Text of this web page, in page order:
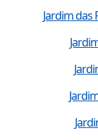
Jardim das